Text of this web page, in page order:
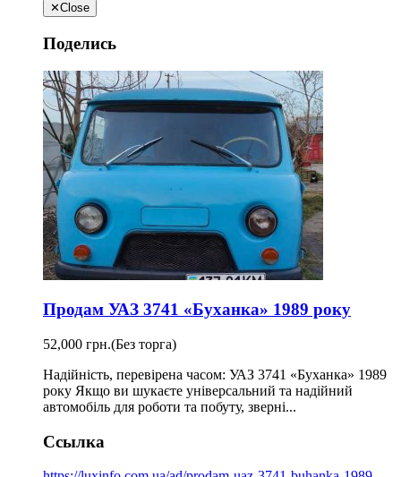
✕Close
Поделись
Продам УАЗ 3741 «Буханка» 1989 року
52,000 грн.(Без торга)
Надійність, перевірена часом: УАЗ 3741 «Буханка» 1989
року Якщо ви шукаєте універсальний та надійний
автомобіль для роботи та побуту, зверні...
Ссылка